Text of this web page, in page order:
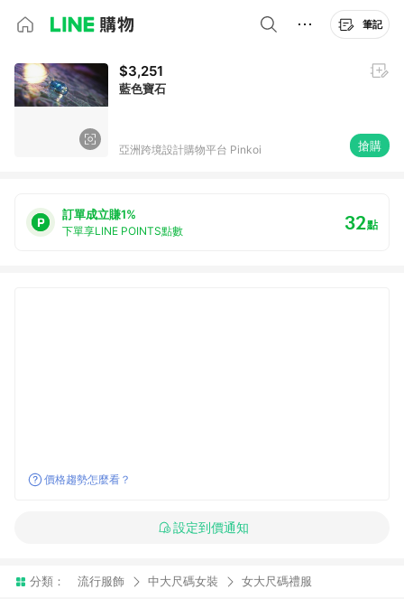
筆記
$3,251
藍色寶石
亞洲跨境設計購物平台 Pinkoi 搶購
訂單成立賺1%
下單享LINE POINTS點數 32點
價格趨勢怎麼看？
設定到價通知
分類： 流行服飾 中大尺碼女裝 女大尺碼禮服